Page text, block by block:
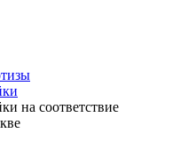
на соответствие